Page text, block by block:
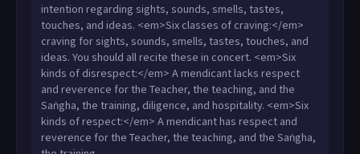
satthari agāravo viharati appatisso; dhamme agāravo
viharati appatisso; saṅghe agāravo viharati appatisso;
sikkhāya agāravo viharati appatisso; appamāde agāravo
viharati appatisso; paṭisanthāre agāravo
intention regarding sights, sounds, smells, tastes,
touches, and ideas. <em>Six classes of craving:</em>
craving for sights, sounds, smells, tastes, touches, and
ideas. You should all recite these in concert. <em>Six
kinds of disrespect:</em> A mendicant lacks respect
and reverence for the Teacher, the teaching, and the
Saṅgha, the training, diligence, and hospitality. <em>Six
kinds of respect:</em> A mendicant has respect and
reverence for the Teacher, the teaching, and the Saṅgha,